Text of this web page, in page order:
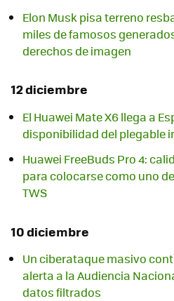
Elon Musk pisa terreno
miles de famosos
derechos de imagen
12 diciembre
El Huawei Mate X6 llega a
disponibilidad del plegable
Huawei FreeBuds Pro 4:
para colocarse como uno
TWS
10 diciembre
Un ciberataque masivo
alerta a la Audiencia
datos filtrados